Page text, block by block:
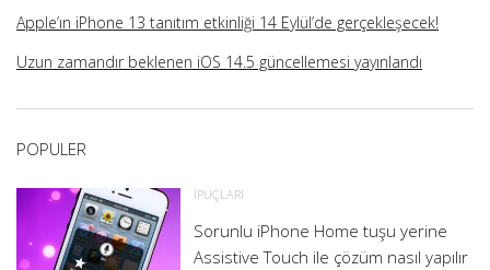
Apple’ın iPhone 13 tanıtım etkinliği 14 Eylül’de gerçekleşecek!
Uzun zamandır beklenen iOS 14.5 güncellemesi yayınlandı
POPULER
İPUÇLARI
Sorunlu iPhone Home tuşu yerine
Assistive Touch ile çözüm nasıl yapılır